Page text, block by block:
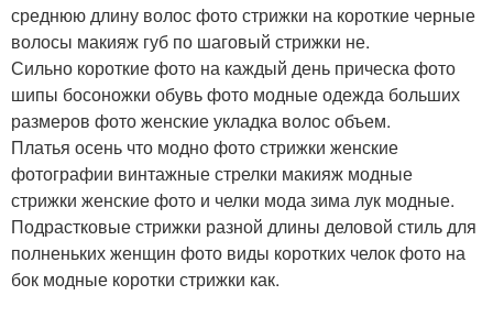
среднюю длину волос фото стрижки на короткие черные
волосы макияж губ по шаговый стрижки не.
Сильно короткие фото на каждый день прическа фото
шипы босоножки обувь фото модные одежда больших
размеров фото женские укладка волос объем.
Платья осень что модно фото стрижки женские
фотографии винтажные стрелки макияж модные
стрижки женские фото и челки мода зима лук модные.
Подрастковые стрижки разной длины деловой стиль для
полненьких женщин фото виды коротких челок фото на
бок модные коротки стрижки как.